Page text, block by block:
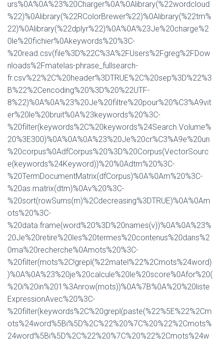
urs%0A%0A%23%20Charger%0A%0Alibrary(%22wordcloud
%22)%0Alibrary(%22RColorBrewer%22)%0Alibrary(%22tm%
22)%0Alibrary(%22dplyr%22)%0A%0A%23Je%20charge%2
0le%20fichier%0Akeywords%20%3C-
%20read.csv(file%3D%22C%3A%2FUsers%2Fgreg%2FDow
nloads%2Fmatelas-phrase_fullsearch-
fr.csv%22%2C%20header%3DTRUE%2C%20sep%3D%22%3
B%22%2Cencoding%20%3D%20%22UTF-
8%22)%0A%0A%23%20Je%20filtre%20pour%20%C3%A9vit
er%20le%20bruit%0A%23keywords%20%3C-
%20filter(keywords%2C%20keywords%24Search.Volume%
20%3E300)%0A%0A%0A%23%20Je%20cr%C3%A9e%20un
%20corpus%0AdfCorpus%20%3D%20Corpus(VectorSourc
e(keywords%24Keyword))%20%0Adtm%20%3C-
%20TermDocumentMatrix(dfCorpus)%0A%0Am%20%3C-
%20as.matrix(dtm)%0Av%20%3C-
%20sort(rowSums(m)%2Cdecreasing%3DTRUE)%0A%0Am
ots%20%3C-
%20data.frame(word%20%3D%20names(v))%0A%0A%23%
20Je%20retire%20les%20termes%20contenus%20dans%2
0ma%20recherche%0Amots%20%3C-
%20filter(mots%2C!grepl(%22matel%22%2Cmots%24word)
)%0A%0A%23%20je%20calcule%20le%20score%0Afor%20(
%20i%20in%201%3Anrow(mots))%0A%7B%0A%20%20liste
ExpressionAvec%20%3C-
%20filter(keywords%2C%20grepl(paste(%22%5E%22%2Cm
ots%24word%5Bi%5D%2C%22%20%7C%20%22%2Cmots%
24word%5Bi%5D%2C%22%20%7C%20%22%2Cmots%24w